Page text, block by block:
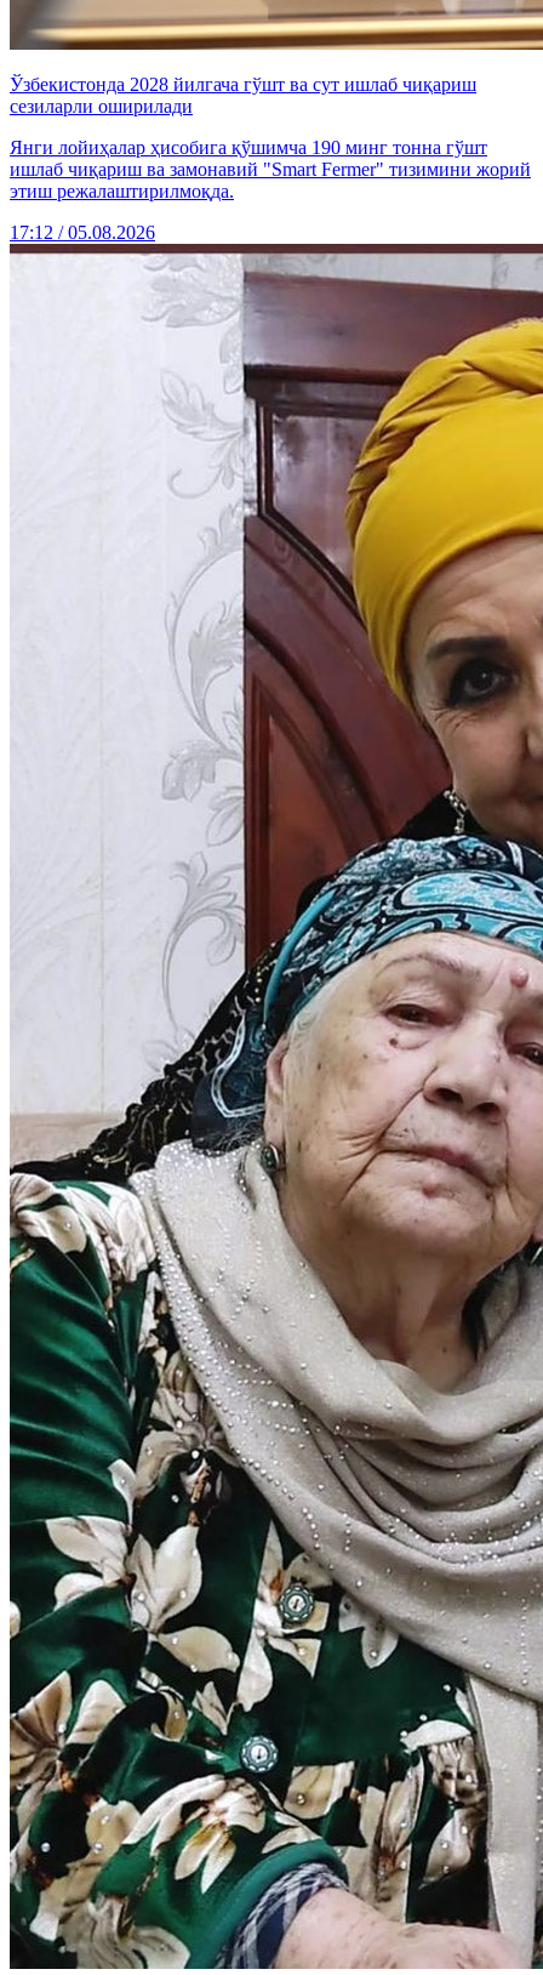
Ўзбекистонда 2028 йилгача гўшт ва сут ишлаб чиқариш
сезиларли оширилади
Янги лойиҳалар ҳисобига қўшимча 190 минг тонна гўшт
ишлаб чиқариш ва замонавий "Smart Fermer" тизимини жорий
этиш режалаштирилмоқда.
17:12 / 05.08.2026